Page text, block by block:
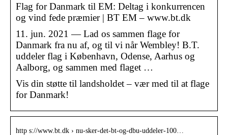
Flag for Danmark til EM: Deltag i konkurrencen
og vind fede præmier | BT EM – www.bt.dk
11. jun. 2021 — Lad os sammen flage for
Danmark fra nu af, og til vi når Wembley! B.T.
uddeler flag i København, Odense, Aarhus og
Aalborg, og sammen med flaget …
Vis din støtte til landsholdet – vær med til at flage
for Danmark!
http s://www.bt.dk › nu-sker-det-bt-og-dbu-uddeler-100…